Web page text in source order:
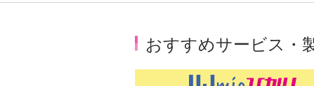
おすすめサービス・